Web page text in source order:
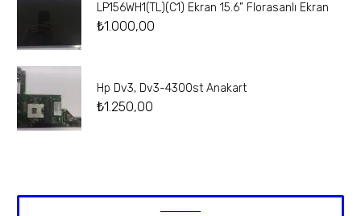
LP156WH1(TL)(C1) Ekran 15.6” Florasanlı Ekran
₺1.000,00
Hp Dv3, Dv3-4300st Anakart
₺1.250,00